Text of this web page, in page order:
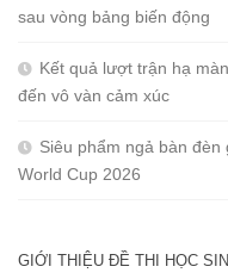
sau vòng bảng biến động
Kết quả lượt trận hạ
đến vô vàn cảm xúc
Siêu phẩm ngả bàn
World Cup 2026
GIỚI THIỆU ĐỀ THI HỌC